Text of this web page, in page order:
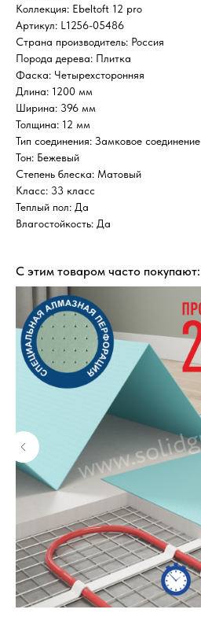
Коллекция: Ebeltoft 12 pro
Артикул: L1256-05486
Страна производитель: Россия
Порода дерева: Плитка
Фаска: Четырехсторонняя
Длина: 1200 мм
Ширина: 396 мм
Толщина: 12 мм
Тип соединения: Замковое соединение
Тон: Бежевый
Степень блеска: Матовый
Класс: 33 класс
Теплый пол: Да
Влагостойкость: Да
С этим товаром часто покупают: